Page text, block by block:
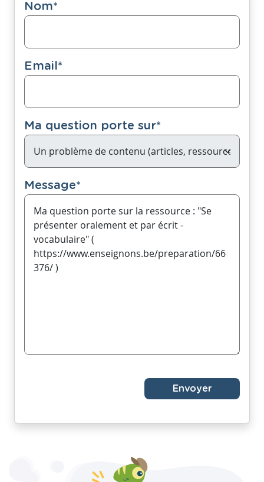
Nom*
Email*
Ma question porte sur*
Message*
Envoyer